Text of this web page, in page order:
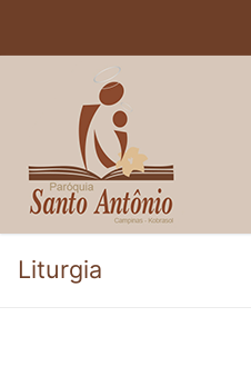
Liturgia